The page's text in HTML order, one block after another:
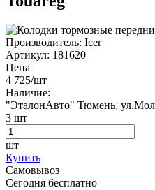
Производитель: Icer
Артикул: 181620
Цена
4 725/шт
Наличие:
"ЭталонАвто" Тюмень,
3 шт
шт
Купить
Самовывоз
Сегодня бесплатно